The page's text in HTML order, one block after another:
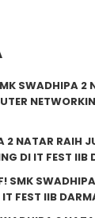
SWADHIPA 2
2 NATAR RAIH
DI IT FEST
SMK
FEST IIB